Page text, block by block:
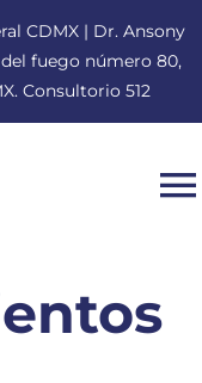
CDMX | Dr. Ansony
fuego número 80,
Consultorio 512